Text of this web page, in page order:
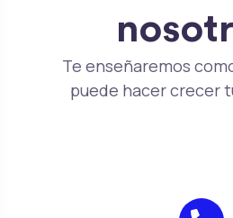
Te enseñaremos
puede hacer crecer